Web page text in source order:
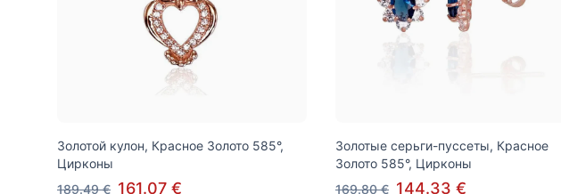
Золотой кулон, Красное Золото 585°,
Цирконы
189.49 € 161.07 €
Золотые серьги-пуссеты, Красное
Золото 585°, Цирконы
169.80 € 144.33 €